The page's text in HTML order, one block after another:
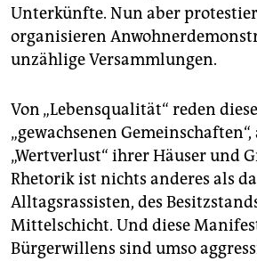
Unterkünfte. Nun aber
organisieren
unzählige Versammlungen.
Von „Lebensqualität“ reden
„gewachsenen
„Wertverlust“ ihrer Häuser und
Rhetorik ist nichts anderes als
Alltagsrassisten, des
Mittelschicht. Und diese
Bürgerwillens sind umso